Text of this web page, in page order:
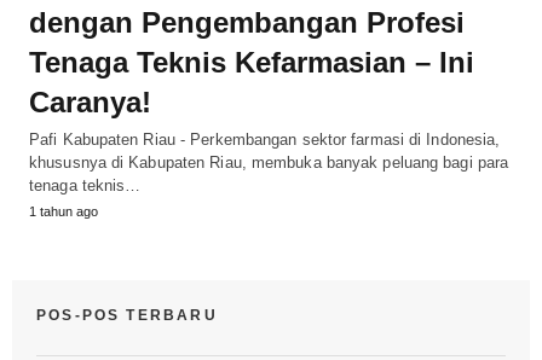
dengan Pengembangan Profesi
Tenaga Teknis Kefarmasian – Ini
Caranya!
Pafi Kabupaten Riau - Perkembangan sektor farmasi di Indonesia,
khususnya di Kabupaten Riau, membuka banyak peluang bagi para
tenaga teknis…
1 tahun ago
POS-POS TERBARU